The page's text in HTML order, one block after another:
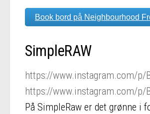
Book bord på Neighbourhood
SimpleRAW
https://www.instagram.com/p/
https://www.instagram.com/p/
På SimpleRaw er det grønne i